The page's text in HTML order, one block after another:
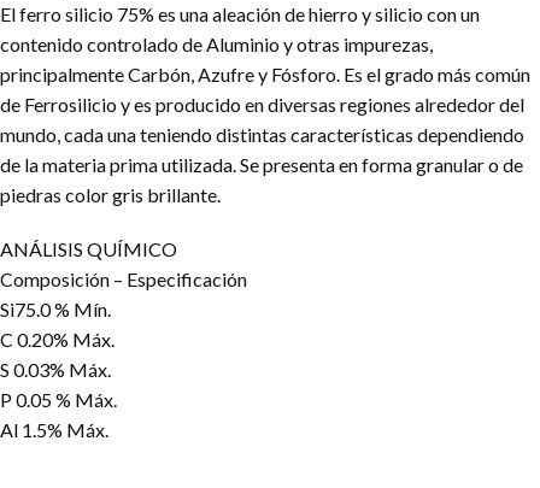
El ferro silicio 75% es una aleación de hierro y silicio con un
contenido controlado de Aluminio y otras impurezas,
principalmente Carbón, Azufre y Fósforo. Es el grado más común
de Ferrosilicio y es producido en diversas regiones alrededor del
mundo, cada una teniendo distintas características dependiendo
de la materia prima utilizada. Se presenta en forma granular o de
piedras color gris brillante.
ANÁLISIS QUÍMICO
Composición – Especificación
Si75.0 % Mín.
C 0.20% Máx.
S 0.03% Máx.
P 0.05 % Máx.
Al 1.5% Máx.